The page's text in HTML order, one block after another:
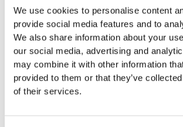
We use cookies to personalise content
provide social media features and to
We also share information about your
our social media, advertising and
may combine it with other information
provided to them or that they’ve
of their services.
Produktens utseende kan avvika mot de
på hemsidan.
Mer information om produkten, klicka
DWG, produktblad, teknisk information,